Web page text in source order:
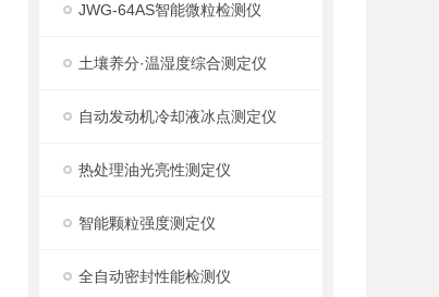
JWG-64AS智能微粒检测仪
土壤养分·温湿度综合测定仪
自动发动机冷却液冰点测定仪
热处理油光亮性测定仪
智能颗粒强度测定仪
全自动密封性能检测仪